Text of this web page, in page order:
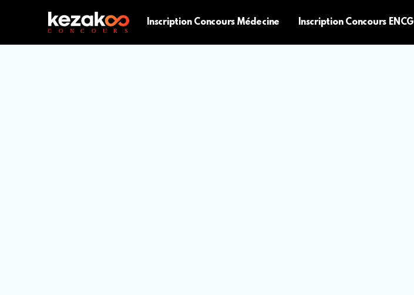
Inscription Concours Médecine Inscription Concours ENCG